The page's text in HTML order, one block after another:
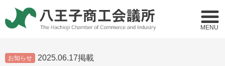
MENU
お知らせ 2025.06.17掲載